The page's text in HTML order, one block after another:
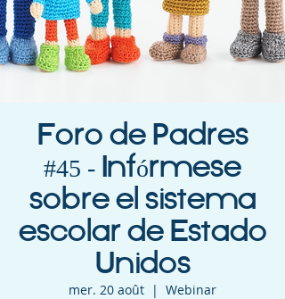
Foro de Padres
#45 - Infórmese
sobre el sistema
escolar de Estado
Unidos
mer. 20 août
  |
Webinar